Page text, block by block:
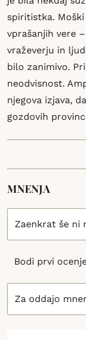
spiritistka.
vprašanjih vere
vraževerju in
bilo zanimivo.
neodvisnost.
njegova izjava,
gozdovih
MNENJA
Zaenkrat še ni
Bodi prvi
Za oddajo